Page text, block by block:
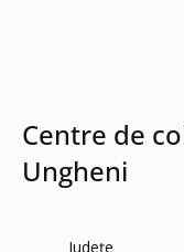
Centre de
Ungheni
Județe